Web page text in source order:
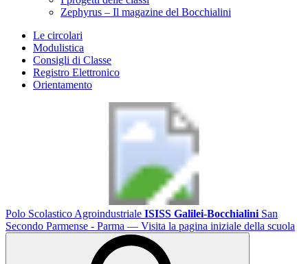
Zephyrus – Il magazine del Bocchialini
Le circolari
Modulistica
Consigli di Classe
Registro Elettronico
Orientamento
Polo Scolastico Agroindustriale ISISS Galilei-Bocchialini San
Secondo Parmense - Parma — Visita la pagina iniziale della scuola